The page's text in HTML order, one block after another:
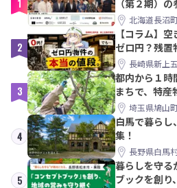
1
（第２期）
【8/21〆】
北海道長沼
2
【コラム】
ゼロ円？残置
教訓｜新上五
長崎県新上
3
都内から１時
まちで、特産
PRメンバー募
埼玉県鳩山
4
白馬で暮ら
集！
長野県白馬
5
暮らしを守る
ブックを創り